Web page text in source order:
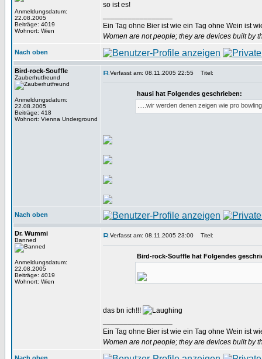
Anmeldungsdatum:
22.08.2005
Beiträge: 4019
Wohnort: Wien
so ist es!
Ein Tag ohne Bier ist wie ein Tag ohne Wein ist
Women are not people; they are devices built by
Nach oben
Bird-rock-Souffle
Zauberhutfreund
Anmeldungsdatum:
22.08.2005
Beiträge: 418
Wohnort: Vienna Underground
Verfasst am: 08.11.2005 22:55 Titel:
hausi hat Folgendes geschrieben:
.....wir werden denen zeigen wie pro
Nach oben
Dr. Wummi
Banned
Anmeldungsdatum:
22.08.2005
Beiträge: 4019
Wohnort: Wien
Verfasst am: 08.11.2005 23:00 Titel:
Bird-rock-Souffle hat Folgendes
das bn ich!!!
Ein Tag ohne Bier ist wie ein Tag ohne Wein ist
Women are not people; they are devices built by